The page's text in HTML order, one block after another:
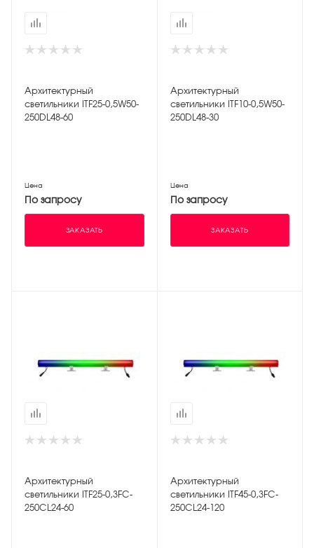
Архитектурный
светильники ITF25-0,5W50-
250DL48-60
Цена
По запросу
ЗАКАЗАТЬ
Архитектурный
светильники ITF10-0,5W50-
250DL48-30
Цена
По запросу
ЗАКАЗАТЬ
Архитектурный
светильники ITF25-0,3FC-
250CL24-60
Архитектурный
светильники ITF45-0,3FC-
250CL24-120